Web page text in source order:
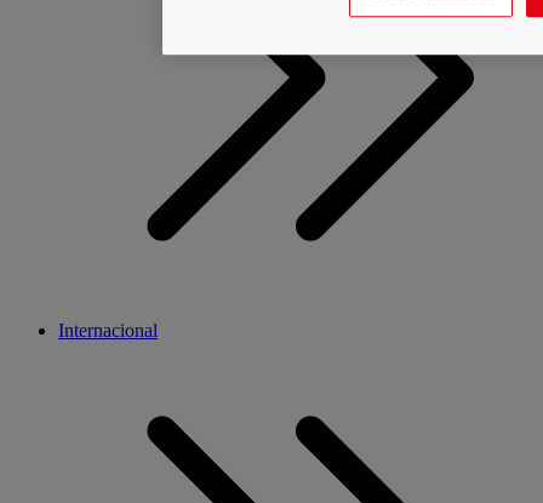
Internacional